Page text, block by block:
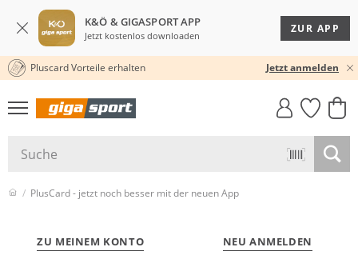
K&Ö & GIGASPORT APP
Jetzt kostenlos downloaden
ZUR APP
30 TAGE RÜCKGABERECHT
Pluscard Vorteile erhalten Jetzt anmelden
GIGASTYLE
FAHRRAD­
MUST-HAVE
PlusCard - jetzt noch besser mit der neuen App
ZU MEINEM KONTO NEU ANMELDEN